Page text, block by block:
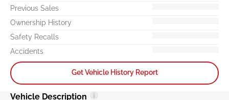
Previous Sales
Ownership History
Safety Recalls
Accidents
Get Vehicle History Report
Vehicle Description